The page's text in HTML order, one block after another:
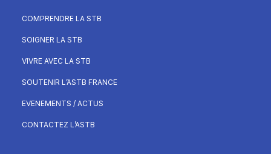
COMPRENDRE LA STB
SOIGNER LA STB
VIVRE AVEC LA STB
SOUTENIR L’ASTB FRANCE
EVENEMENTS / ACTUS
CONTACTEZ L’ASTB